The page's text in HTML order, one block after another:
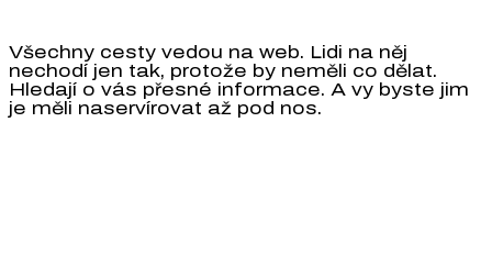
Všechny cesty vedou na web. Lidi na něj
nechodí jen tak, protože by neměli co dělat.
Hledají o vás přesné informace. A vy byste jim
je měli naservírovat až pod nos.